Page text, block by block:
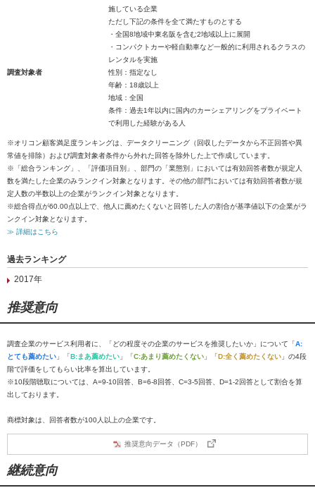
施している企業
ただし下記の条件を全て満たすものとする
・全国8地域中東名阪を含む2地域以上に展開
・コンパクトカーや軽自動車など一般的に利用されるクラスの
レンタルを実施
調査対象者
性別：指定なし
年齢：18歳以上
地域：全国
条件：過去1年以内に国内のカーシェアリングをプライベート
で利用した経験がある人
※オリコン顧客満足度ランキングは、データクリーニング（回収したデータから不正回答や異
常値を排除）および調査対象者条件から外れた回答を除外した上で作成しています。
※「総合ランキング」、「評価項目別」、部門の「業態別」においては有効回答者数が規定人
数を満たした企業のみランクイン対象となります。その他の部門においては有効回答者数が規
定人数の半数以上の企業がランクイン対象となります。
※総合得点が60.00点以上で、他人に薦めたくないと回答した人の割合が基準値以下の企業がラ
ンクイン対象となります。
≫ 詳細はこちら
過去ランキング
2017年
推奨意向
調査企業のサービス利用者に、「どの程度その企業のサービスを推奨したいか」について「A:
とても薦めたい 」「B:まあ薦めたい 」「C:あまり薦めたくない 」「D:全く薦めたくない 」の4段
階で評価をしてもらい比率を算出しています。
※10段階聴取については、A=9-10回答、B=6-8回答、C=3-5回答、D=1-2回答として割合を算
出しております。
商標対象は、回答者数が100人以上の企業です。
推奨意向データ（PDF）
継続意向